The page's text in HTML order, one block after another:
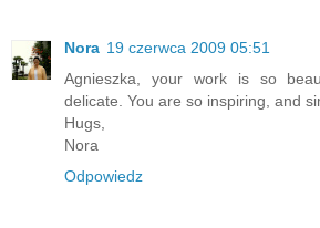
Nora 19 czerwca 2009 05:51
Agnieszka, your work is so
delicate. You are so inspiring, and
Hugs,
Nora
Odpowiedz